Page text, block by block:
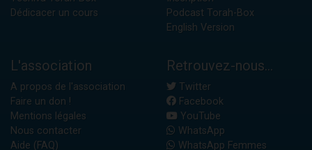
Dédicacer un cours
Podcast Torah-Box
English Version
L'association
A propos de l'association
Faire un don !
Mentions légales
Nous contacter
Aide (FAQ)
Retrouvez-nous...
Twitter
Facebook
YouTube
WhatsApp
WhatsApp Femmes